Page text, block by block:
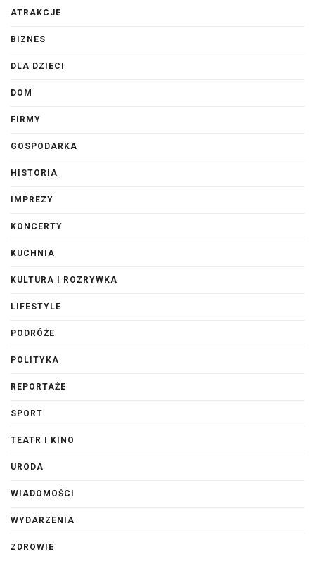
ATRAKCJE
BIZNES
DLA DZIECI
DOM
FIRMY
GOSPODARKA
HISTORIA
IMPREZY
KONCERTY
KUCHNIA
KULTURA I ROZRYWKA
LIFESTYLE
PODRÓŻE
POLITYKA
REPORTAŻE
SPORT
TEATR I KINO
URODA
WIADOMOŚCI
WYDARZENIA
ZDROWIE